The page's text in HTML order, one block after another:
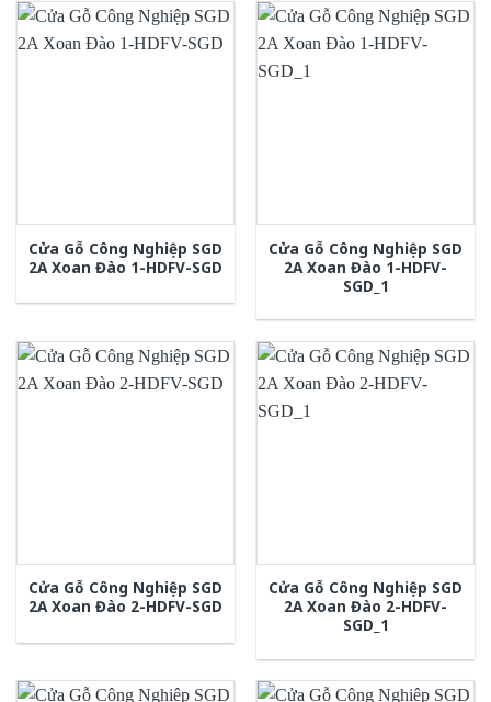
Cửa Gỗ Công Nghiệp SGD
2A Xoan Đào 1-HDFV-SGD
Cửa Gỗ Công Nghiệp SGD
2A Xoan Đào 1-HDFV-
SGD_1
Cửa Gỗ Công Nghiệp SGD
2A Xoan Đào 2-HDFV-SGD
Cửa Gỗ Công Nghiệp SGD
2A Xoan Đào 2-HDFV-
SGD_1